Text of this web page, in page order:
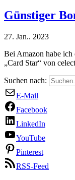
Günstiger
27. Jan.. 2023
Bei Amazon habe
„Card Star“ von
Suchen nach:
E-Mail
Facebook
LinkedIn
YouTube
Pinterest
RSS-Feed